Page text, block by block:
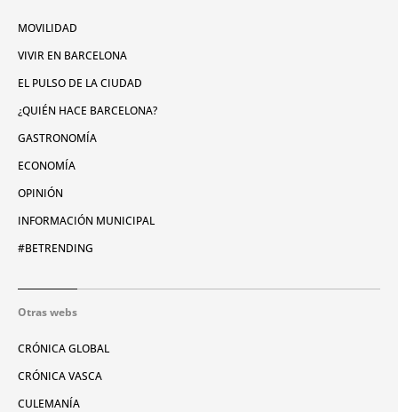
MOVILIDAD
VIVIR EN BARCELONA
EL PULSO DE LA CIUDAD
¿QUIÉN HACE BARCELONA?
GASTRONOMÍA
ECONOMÍA
OPINIÓN
INFORMACIÓN MUNICIPAL
#BETRENDING
Otras webs
CRÓNICA GLOBAL
CRÓNICA VASCA
CULEMANÍA